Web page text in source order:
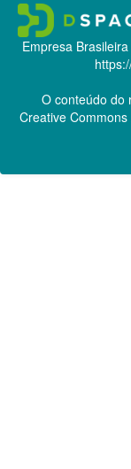
Empresa
O conteúdo do
Creative Commons